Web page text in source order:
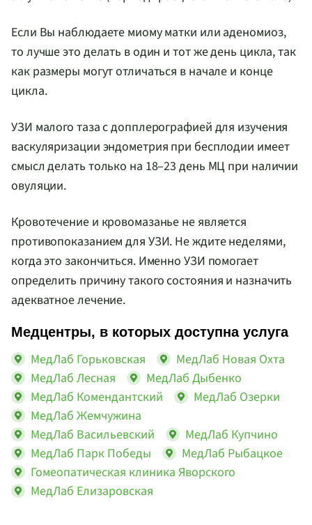
Если Вы наблюдаете миому матки или аденомиоз,
то лучше это делать в один и тот же день цикла, так
как размеры могут отличаться в начале и конце
цикла.
УЗИ малого таза с допплерографией для изучения
васкуляризации эндометрия при бесплодии имеет
смысл делать только на 18–23 день МЦ при наличии
овуляции.
Кровотечение и кровомазанье не является
противопоказанием для УЗИ. Не ждите неделями,
когда это закончиться. Именно УЗИ помогает
определить причину такого состояния и назначить
адекватное лечение.
Медцентры, в которых доступна услуга
МедЛаб Горьковская
МедЛаб Новая Охта
МедЛаб Лесная
МедЛаб Дыбенко
МедЛаб Комендантский
МедЛаб Озерки
МедЛаб Жемчужина
МедЛаб Васильевский
МедЛаб Купчино
МедЛаб Парк Победы
МедЛаб Рыбацкое
Гомеопатическая клиника Яворского
МедЛаб Елизаровская